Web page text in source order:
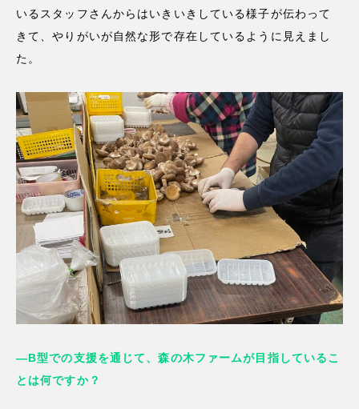
いるスタッフさんからはいきいきしている様子が伝わって
きて、やりがいが自然な形で存在しているように見えまし
た。
—B型での支援を通じて、森の木ファームが目指しているこ
とは何ですか？